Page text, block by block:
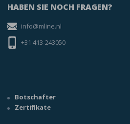
HABEN SIE NOCH FRAGEN?
info@mline.nl
+31 413-243050
Botschafter
Zertifikate